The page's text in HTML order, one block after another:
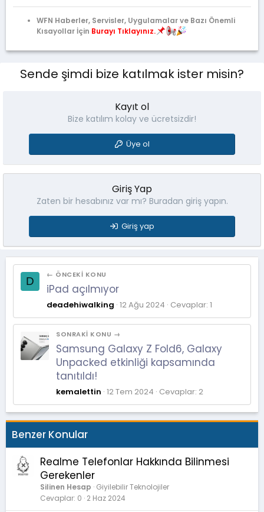
WFN Haberler, Servisler, Uygulamalar ve Bazı Önemli
Kısayollar İçin Burayı Tıklayınız.
Sende şimdi bize katılmak ister misin?
Kayıt ol
Bize katılım kolay ve ücretsizdir!
Üye ol
Giriş Yap
Zaten bir hesabınız var mı? Buradan giriş yapın.
Giriş yap
D
← ÖNCEKI KONU
iPad açılmıyor
deadehiwalking 12 Ağu 2024 Cevaplar: 1
SONRAKI KONU →
Samsung Galaxy Z Fold6, Galaxy
Unpacked etkinliği kapsamında
tanıtıldı!
kemalettin 12 Tem 2024 Cevaplar: 2
Benzer Konular
Realme Telefonlar Hakkında Bilinmesi
Gerekenler
Silinen Hesap Giyilebilir Teknolojiler
Cevaplar 0 2 Haz 2024